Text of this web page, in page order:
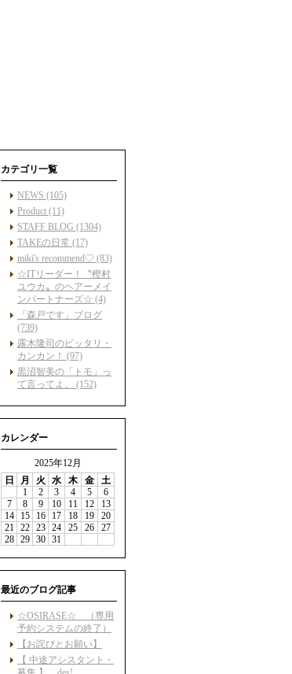
カテゴリ一覧
NEWS (105)
Product (11)
STAFF BLOG (1304)
TAKEの日常 (17)
miki's recommend♡ (83)
☆ITリーダー！〝樫村
ユウカ〟のヘアーメイ
ンパートナーズ☆ (4)
「森戸です」ブログ
(739)
露木隆司のピッタリ・
カンカン！ (97)
黒沼智美の「トモ」っ
て言ってよ。 (152)
カレンダー
2025年12月
日
月 火 水 木 金
土
1
2 3 4 5
6
7
8 9 10 11 12
13
14
15 16 17 18 19
20
21
22 23 24 25 26
27
28
29 30 31
最近のブログ記事
☆OSIRASE☆ （専用
予約システムの終了）
【お詫びとお願い】
【 中途アシスタント・